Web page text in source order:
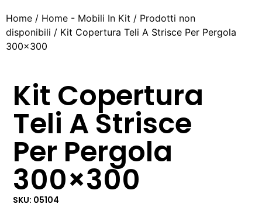
Home / Home - Mobili In Kit / Prodotti non
disponibili / Kit Copertura Teli A Strisce Per Pergola
300×300
Kit Copertura
Teli A Strisce
Per Pergola
300×300
SKU: 05104